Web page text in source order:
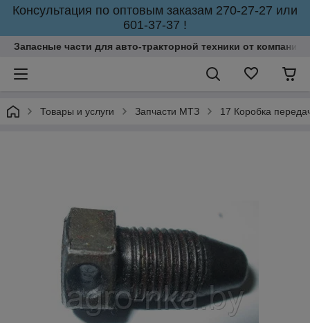
Консультация по оптовым заказам 270-27-27 или
601-37-37 !
Запасные части для авто-тракторной техники от
Товары и услуги Запчасти МТЗ 17 Коробка